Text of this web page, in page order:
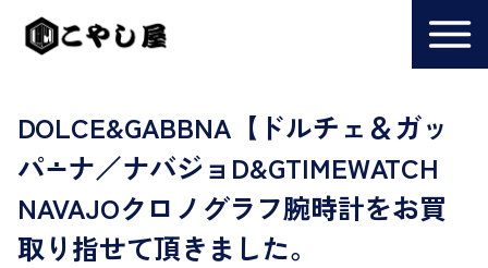
DOLCE&GABBNA【ドルチェ＆ガッ
パ∸ナ／ナバジョD&GTIMEWATCH
NAVAJOクロノグラフ腕時計をお買
取り指せて頂きました。